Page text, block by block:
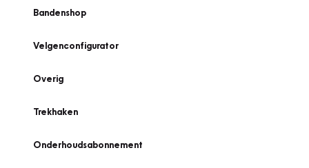
Bandenshop
Velgenconfigurator
Overig
Trekhaken
Onderhoudsabonnement